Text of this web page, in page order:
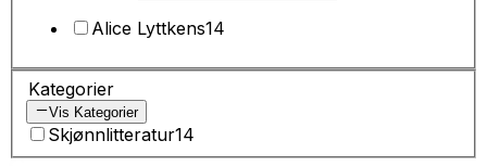
Alice Lyttkens14
Kategorier
Vis Kategorier
Skjønnlitteratur14